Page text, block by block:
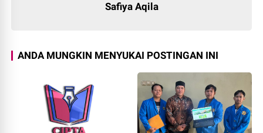
Safiya Aqila
ANDA MUNGKIN MENYUKAI POSTINGAN INI